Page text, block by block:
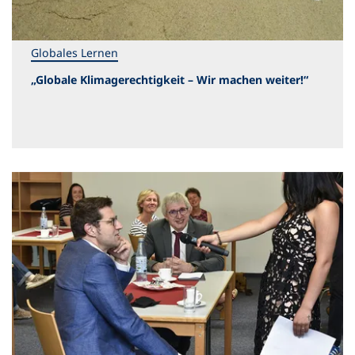
Globales Lernen
„Globale Klimagerechtigkeit – Wir machen weiter!“